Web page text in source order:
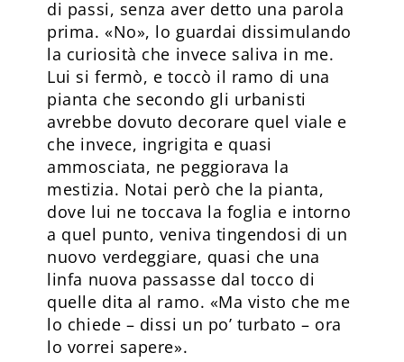
di passi, senza aver detto una parola
prima. «No», lo guardai dissimulando
la curiosità che invece saliva in me.
Lui si fermò, e toccò il ramo di una
pianta che secondo gli urbanisti
avrebbe dovuto decorare quel viale e
che invece, ingrigita e quasi
ammosciata, ne peggiorava la
mestizia. Notai però che la pianta,
dove lui ne toccava la foglia e intorno
a quel punto, veniva tingendosi di un
nuovo verdeggiare, quasi che una
linfa nuova passasse dal tocco di
quelle dita al ramo. «Ma visto che me
lo chiede – dissi un po’ turbato – ora
lo vorrei sapere».